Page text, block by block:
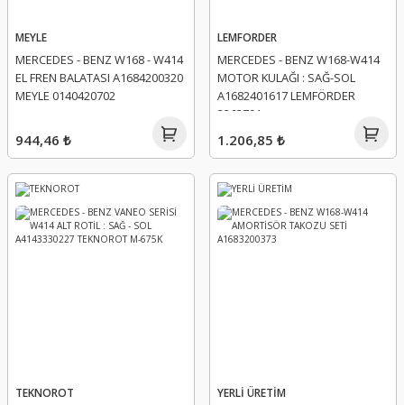
MEYLE
MERCEDES - BENZ W168 - W414
EL FREN BALATASI A1684200320
MEYLE 0140420702
944,46 ₺
LEMFORDER
MERCEDES - BENZ W168-W414
MOTOR KULAĞI : SAĞ-SOL
A1682401617 LEMFÖRDER
2263701
1.206,85 ₺
TEKNOROT YERLİ ÜRETİM